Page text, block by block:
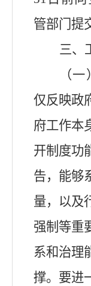
管部门提
三、
（
仅反映政
府工作本
开制度功
告，能够
量，以及
强制等重
系和治理
撑。要进